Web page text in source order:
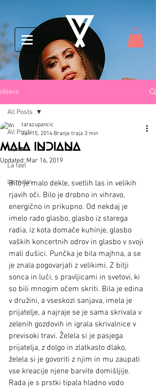
objava
All Posts
Elysian
La fael
Le melin
All Posts
MALA INDIANA
tarazupancic
Jan 15, 2014 Branje traja 3 min
Updated:Mar 16, 2019
Bilo je malo dekle, svetlih las in velikih
rjavih oči. Bilo je drobno in vihravo,
energično in prikupno. Od nekdaj je
imelo rado glasbo, glasbo iz starega
radia, iz kota domače kuhinje, glasbo
vaških koncertnih odrov in glasbo v svoji
mali dušici. Punčka je bila majhna, a se
je znala pogovarjati z velikimi. Z bitji
sonca in luči, s pravljicami in svetovi, ki
so bili mnogim očem skriti. Bila je edina
v družini, a vseskozi sanjava, imela je
prijatelje, a najraje se je sama skrivala v
zelenih gozdovih in igrala skrivalnice v
previsoki travi. Želela si je pasjega
prijatelja, z dolgo in zlatkasto dlako,
želela si je govoriti z njim in mu zaupati
vse kreacije njene barvite domišljije.
Rada je s prstki tipala hladno vodo